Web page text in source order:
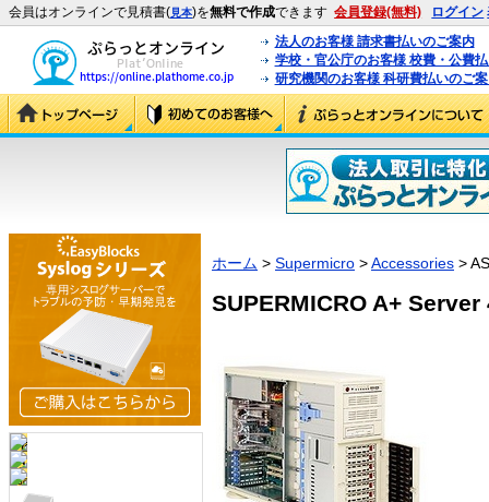
会員はオンラインで見積書(見本)を無料で作成できます 会員登録(無料) ログイン
法人のお客様 請求書払いのご案内
学校・官公庁のお客様 校費・公費
研究機関のお客様 科研費払いのご
ホーム > Supermicro >Accessories >
SUPERMICRO A+